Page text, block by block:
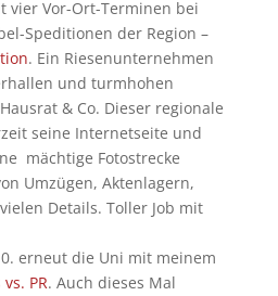
vier Vor-Ort-Terminen bei
Speditionen der Region –
. Ein Riesenunternehmen
und turmhohen
& Co. Dieser regionale
seine Internetseite und
mächtige Fotostrecke
Umzügen, Aktenlagern,
Details. Toller Job mit
erneut die Uni mit meinem
PR. Auch dieses Mal